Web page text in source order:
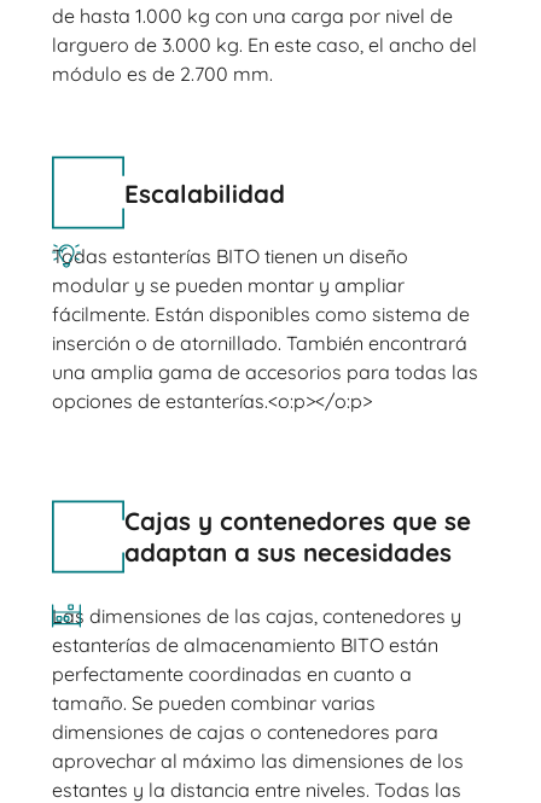
de hasta 1.000 kg con una carga por nivel de
larguero de 3.000 kg. En este caso, el ancho del
módulo es de 2.700 mm.
Escalabilidad
Todas estanterías BITO tienen un diseño
modular y se pueden montar y ampliar
fácilmente. Están disponibles como sistema de
inserción o de atornillado. También encontrará
una amplia gama de accesorios para todas las
opciones de estanterías.<o:p></o:p>
Cajas y contenedores que se
adaptan a sus necesidades
Las dimensiones de las cajas, contenedores y
estanterías de almacenamiento BITO están
perfectamente coordinadas en cuanto a
tamaño. Se pueden combinar varias
dimensiones de cajas o contenedores para
aprovechar al máximo las dimensiones de los
estantes y la distancia entre niveles. Todas las